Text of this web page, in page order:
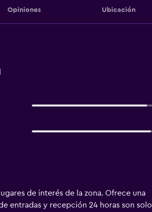
Opiniones Ubicación
de interés de la zona. Ofrece una
entradas y recepción 24 horas son solo